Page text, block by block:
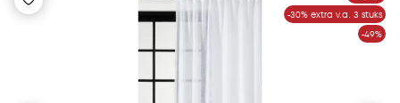
-30% extra v.a. 3 stuks
-49%